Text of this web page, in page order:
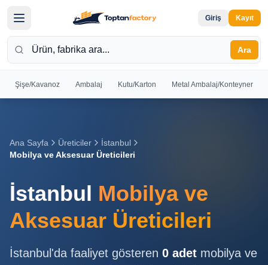
Giriş Kayıt
Ara
Şişe/Kavanoz Ambalaj Kutu/Karton Metal Ambalaj/Konteyner
Giriş yapın
veya kayıt
olun
Giriş
Kayıt
Ana
Ana Sayfa Üreticiler
İstanbul
Mobilya ve Aksesuar Üreticileri
İstanbul Mobilya ve
Aksesuar Üreticileri
İstanbul 'da faaliyet gösteren 0 adet mobilya ve